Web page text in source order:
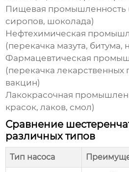
Пищевая промышленность
сиропов, шоколада)
Нефтехимическая
(перекачка мазута, битума,
Фармацевтическая
(перекачка лекарственных
вакцин)
Лакокрасочная
красок, лаков, смол)
Сравнение
различных типов
Тип насоса